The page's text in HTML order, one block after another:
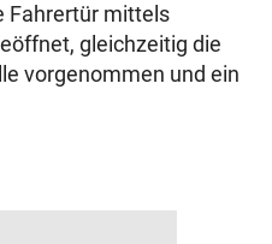
Fahrertür mittels
gleichzeitig die
vorgenommen und ein